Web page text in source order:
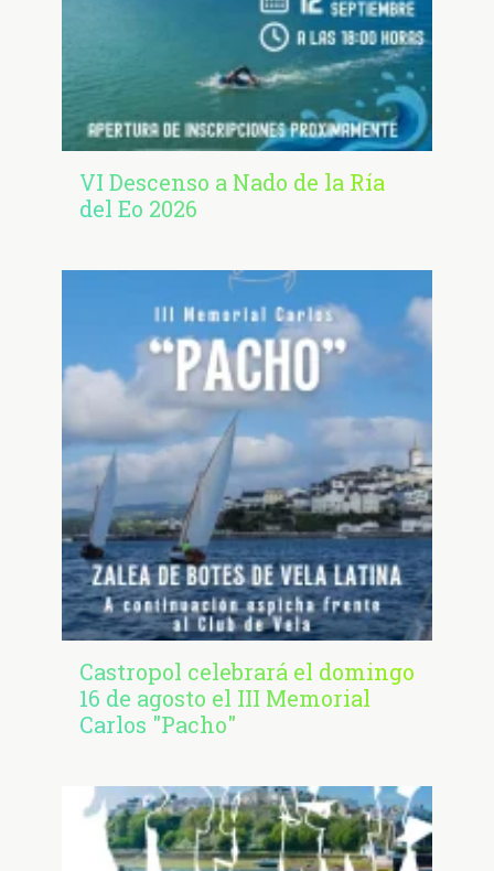
VI Descenso a Nado de la Ría
del Eo 2026
Castropol celebrará el domingo
16 de agosto el III Memorial
Carlos "Pacho"